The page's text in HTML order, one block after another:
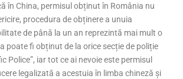
în China, permisul obținut în România nu
procedura de obținere a unuia
de până la un an reprezintă mai mult o
poate fi obținut de la orice secție de poliție
Police”, iar tot ce ai nevoie este permisul
legalizată a acestuia în limba chineză și